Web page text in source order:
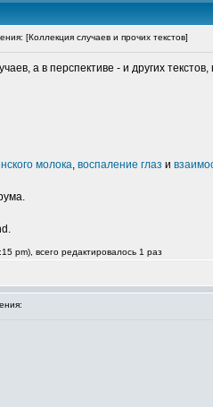
[Коллекция случаев и прочих текстов]
а в перспективе - и других текстов,
молока, воспаление глаз и
pm), всего редактировалось 1 раз